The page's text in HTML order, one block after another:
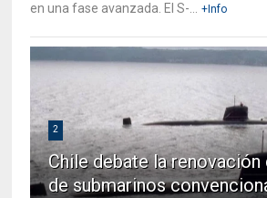
en una fase avanzada. El S-...
+Info
2
Chile debate la
de submarinos